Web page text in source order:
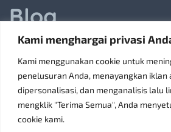
Kami menghargai privasi
Kami menggunakan cookie untuk
penelusuran Anda, menayangkan iklan
dipersonalisasi, dan menganalisis lalu
mengklik "Terima Semua", Anda
cookie kami.
Blog
Jasa Pembuatan Lift Barang: Solusi
Receiving Parcels and Mail at a Rented Room
6 Tips Pilih Oven Listrik Terbaik Sesuai
Konsultan Pajak Bandung Jakarta Solusi Bisnis